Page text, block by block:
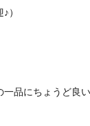
）
一品にちょうど良